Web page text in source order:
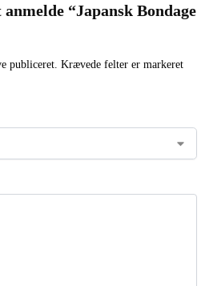
“Japansk Bondage
publiceret. Krævede felter er markeret